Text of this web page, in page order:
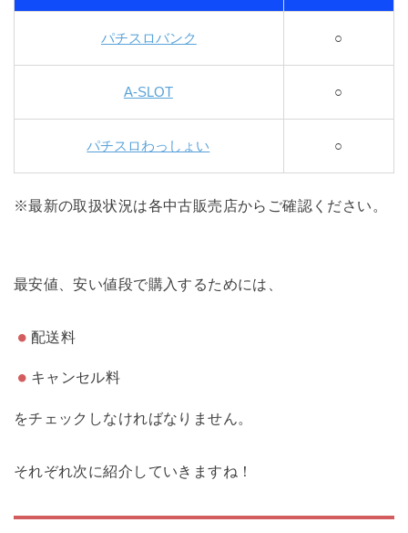
パチスロバンク ○
A-SLOT ○
パチスロわっしょい ○
※最新の取扱状況は各中古販売店からご確認ください。
最安値、安い値段で購入するためには、
配送料
キャンセル料
をチェックしなければなりません。
それぞれ次に紹介していきますね！